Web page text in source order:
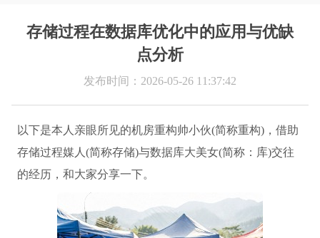
存储过程在数据库优化中的应用与优缺
点分析
发布时间：2026-05-26 11:37:42
以下是本人亲眼所见的机房重构帅小伙(简称重构)，借助
存储过程媒人(简称存储)与数据库大美女(简称：库)交往
的经历，和大家分享一下。